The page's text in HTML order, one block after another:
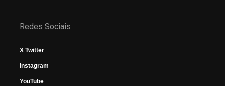
Redes Sociais
X Twitter
Instagram
YouTube